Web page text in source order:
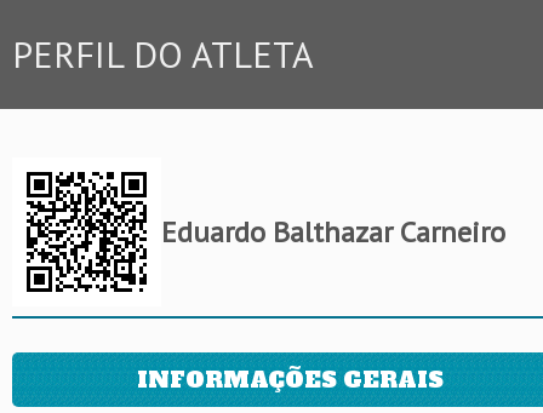
PERFIL DO ATLETA
Eduardo Balthazar Carneiro
INFORMAÇÕES GERAIS